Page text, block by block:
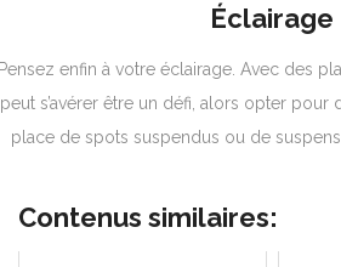
Éclairage
enfin à votre éclairage. Avec des
peut s’avérer être un défi, alors opter pour
place de spots suspendus ou de
Contenus similaires: